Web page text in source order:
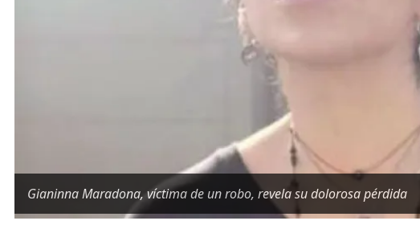
Gianinna Maradona, víctima de un robo, revela su dolorosa pérdida